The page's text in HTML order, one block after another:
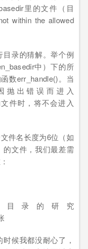
里的文件（目
within the allowed
目录的猜解。举个例
中）下的所
数err_handle()。当
抛出错误而进入
件时，将不会进入
件名长度为6位（如
的文件，我们最差需
候我都没耐心了，